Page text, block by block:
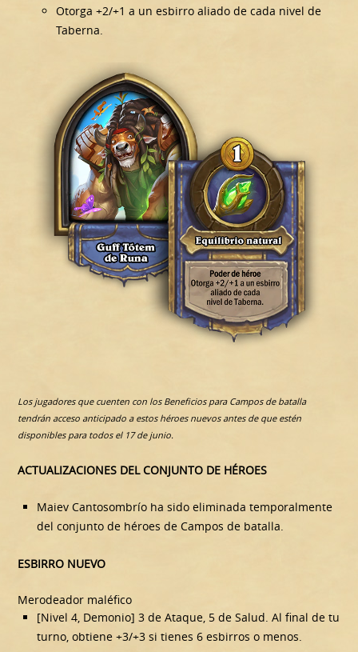
Otorga +2/+1 a un esbirro aliado de cada nivel de
Taberna.
Los jugadores que cuenten con los Beneficios para Campos de batalla
tendrán acceso anticipado a estos héroes nuevos antes de que estén
disponibles para todos el 17 de junio.
ACTUALIZACIONES DEL CONJUNTO DE HÉROES
Maiev Cantosombrío ha sido eliminada temporalmente
del conjunto de héroes de Campos de batalla.
ESBIRRO NUEVO
Merodeador maléfico
[Nivel 4, Demonio] 3 de Ataque, 5 de Salud. Al final de tu
turno, obtiene +3/+3 si tienes 6 esbirros o menos.